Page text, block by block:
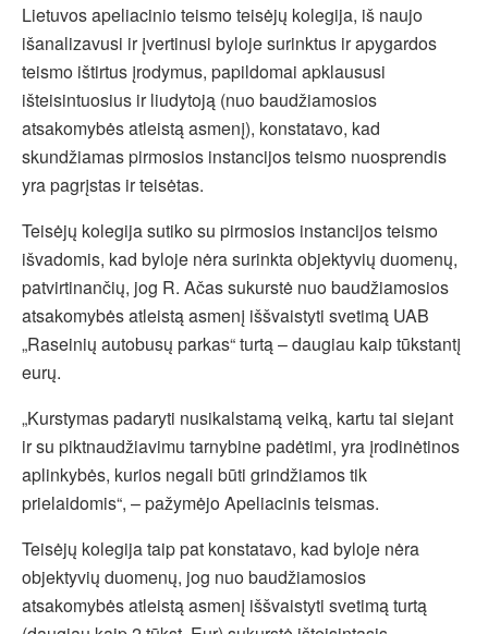
Lietuvos apeliacinio teismo teisėjų kolegija, iš naujo
išanalizavusi ir įvertinusi byloje surinktus ir apygardos
teismo ištirtus įrodymus, papildomai apklaususi
išteisintuosius ir liudytoją (nuo baudžiamosios
atsakomybės atleistą asmenį), konstatavo, kad
skundžiamas pirmosios instancijos teismo nuosprendis
yra pagrįstas ir teisėtas.
Teisėjų kolegija sutiko su pirmosios instancijos teismo
išvadomis, kad byloje nėra surinkta objektyvių duomenų,
patvirtinančių, jog R. Ačas sukurstė nuo baudžiamosios
atsakomybės atleistą asmenį iššvaistyti svetimą UAB
„Raseinių autobusų parkas“ turtą – daugiau kaip tūkstantį
eurų.
„Kurstymas padaryti nusikalstamą veiką, kartu tai siejant
ir su piktnaudžiavimu tarnybine padėtimi, yra įrodinėtinos
aplinkybės, kurios negali būti grindžiamos tik
prielaidomis“, – pažymėjo Apeliacinis teismas.
Teisėjų kolegija taip pat konstatavo, kad byloje nėra
objektyvių duomenų, jog nuo baudžiamosios
atsakomybės atleistą asmenį iššvaistyti svetimą turtą